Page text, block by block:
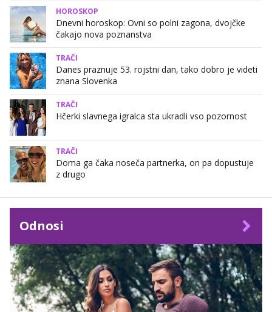
HOROSKOP
Dnevni horoskop: Ovni so polni zagona, dvojčke
čakajo nova poznanstva
TRAČI
Danes praznuje 53. rojstni dan, tako dobro je videti
znana Slovenka
TRAČI
Hčerki slavnega igralca sta ukradli vso pozornost
TRAČI
Doma ga čaka noseča partnerka, on pa dopustuje
z drugo
Odnosi